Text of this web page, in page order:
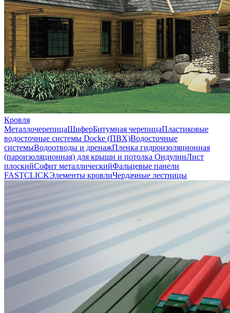
Кровля
МеталлочерепицаШиферБитумная черепицаПластиковые
водосточные системы Docke (ПВХ)Водосточные
системыВодоотводы и дренажПленка гидроизоляционная
(пароизоляционная) для крыши и потолка ОндулинЛист
плоскийСофит металлическийФальцевые панели
FASTCLICKЭлементы кровлиЧердачные лестницы